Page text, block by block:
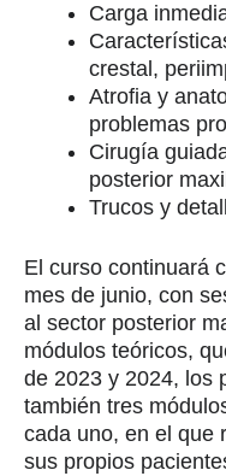
Carga
crestal,
Atrofia y
problemas
Cirugía
posterior
Trucos y
El curso continuará
mes de junio, con
al sector posterior
módulos teóricos,
de 2023 y 2024, los
también tres
cada uno, en el que
sus propios